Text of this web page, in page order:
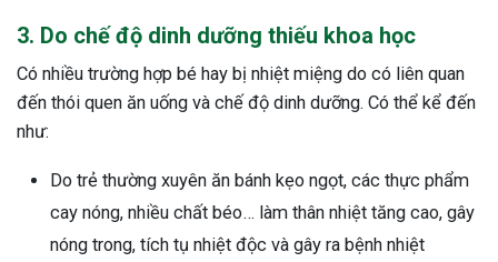
3. Do chế độ dinh dưỡng thiếu khoa học
Có nhiều trường hợp bé hay bị nhiệt miệng do có liên quan
đến thói quen ăn uống và chế độ dinh dưỡng. Có thể kể đến
như:
Do trẻ thường xuyên ăn bánh kẹo ngọt, các thực phẩm
cay nóng, nhiều chất béo… làm thân nhiệt tăng cao, gây
nóng trong, tích tụ nhiệt độc và gây ra bệnh nhiệt